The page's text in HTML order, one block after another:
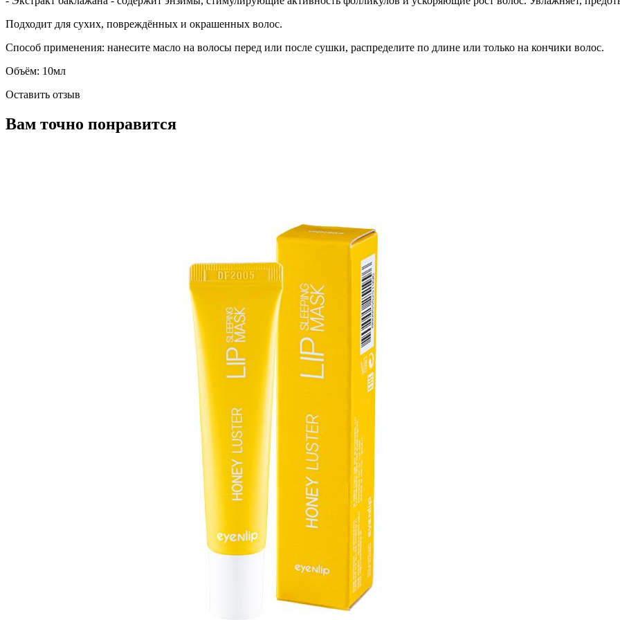
Подходит для сухих, повреждённых и окрашенных волос.
Способ применения: нанесите масло на волосы перед или после сушки, распределите по длине или только на кончики волос.
Объём: 10мл
Оставить отзыв
Вам точно понравится